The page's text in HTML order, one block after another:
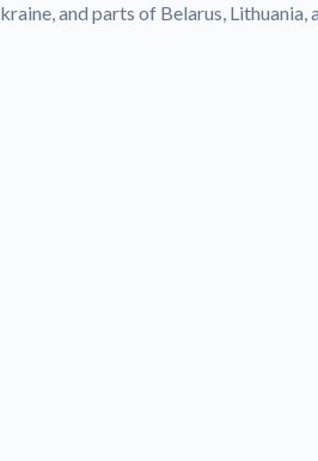
and parts of Belarus, Lithuania,